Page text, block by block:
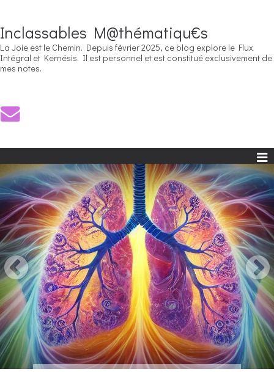
Inclassables M@thématiqu€s
La Joie est le Chemin. Depuis février 2025, ce blog explore le Flux
Intégral et Kernésis. Il est personnel et est constitué exclusivement de
mes notes.